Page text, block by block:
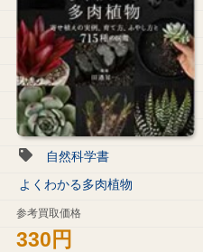
自然科学書
よくわかる多肉植物
参考買取価格
330円